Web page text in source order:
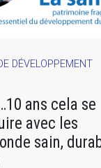
DÉVELOPPEMENT
ans cela se
avec les
sain,